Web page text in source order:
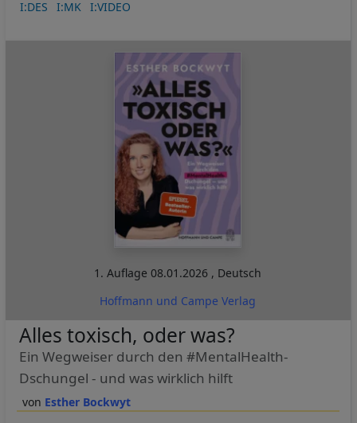
I:DES
I:MK I:VIDEO
1. Auflage08.01.2026 , Deutsch
Hoffmann und Campe Verlag
Esther Bockwyt
Alles toxisch, oder was?
Ein Wegweiser durch den #MentalHealth-
Dschungel - und was wirklich hilft